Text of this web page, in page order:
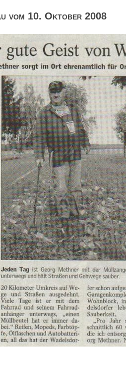
vom 10. Oktober 2008